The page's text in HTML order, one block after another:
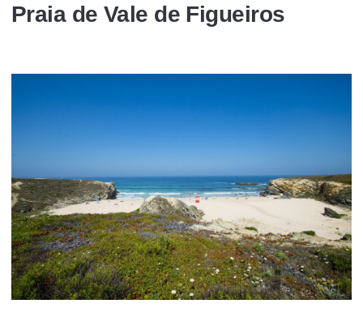
Praia de Vale de Figueiros